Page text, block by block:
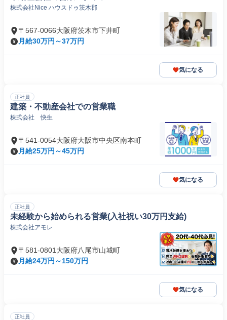
株式会社Nice ハウスドゥ茨木郡
〒567-0066大阪府茨木市下井町
月給30万円～37万円
気になる
正社員
建築・不動産会社での営業職
株式会社 快生
〒541-0054大阪府大阪市中央区南本町
月給25万円～45万円
気になる
正社員
未経験から始められる営業(入社祝い30万円支給)
株式会社アモレ
〒581-0801大阪府八尾市山城町
月給24万円～150万円
気になる
正社員